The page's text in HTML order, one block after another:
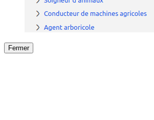
Fermer